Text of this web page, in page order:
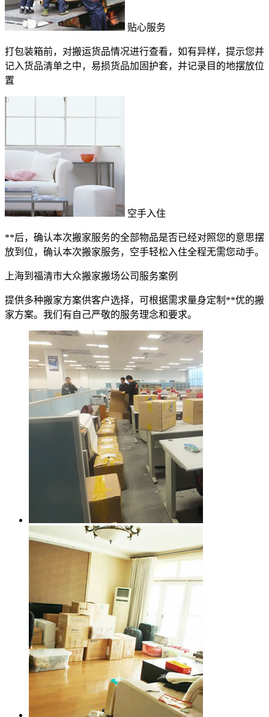
贴心服务
打包装箱前，对搬运货品情况进行查看，如有异样，提示您并
记入货品清单之中，易损货品加固护套，并记录目的地摆放位
置
空手入住
**后，确认本次搬家服务的全部物品是否已经对照您的意思摆
放到位，确认本次搬家服务，空手轻松入住全程无需您动手。
上海到福清市大众搬家搬场公司服务案例
提供多种搬家方案供客户选择，可根据需求量身定制**优的搬
家方案。我们有自己严敬的服务理念和要求。